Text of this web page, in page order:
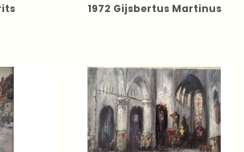
1972 Gijsbertus Martinus